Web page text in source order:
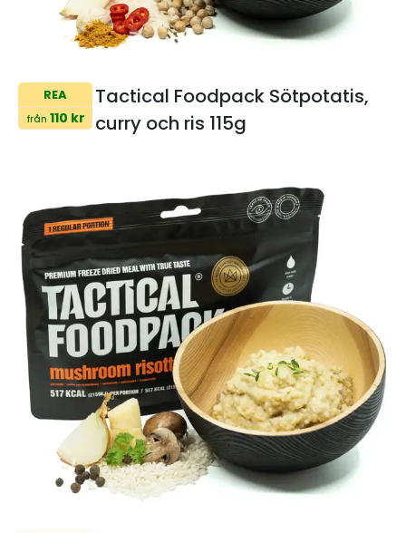
REA
från 110 kr
Tactical Foodpack Sötpotatis,
curry och ris 115g